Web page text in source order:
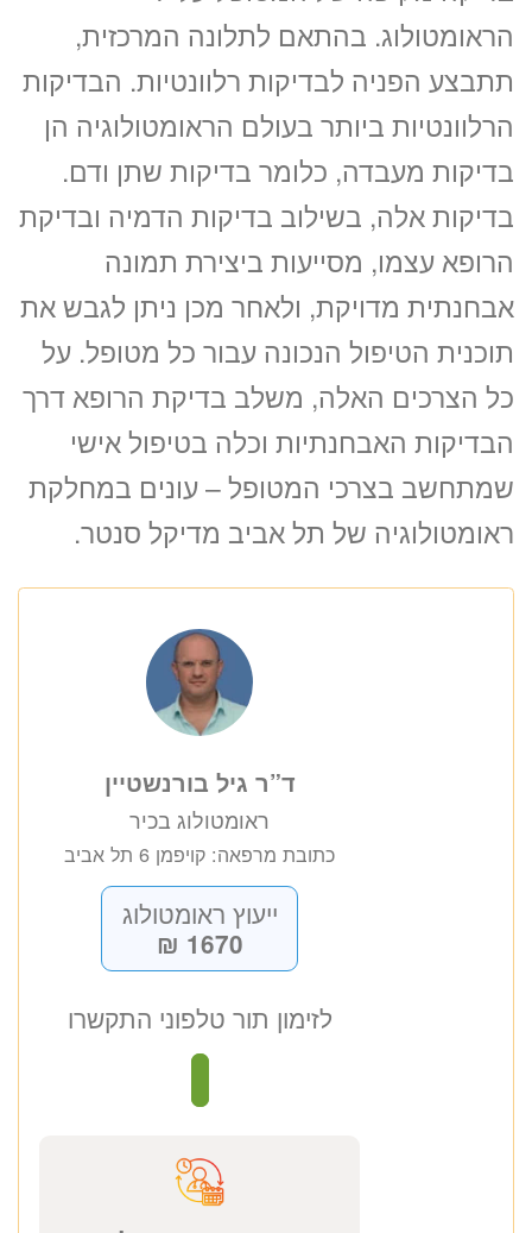
הראומטולוג. בהתאם לתלונה המרכזית,
תתבצע הפניה לבדיקות רלוונטיות. הבדיקות
הרלוונטיות ביותר בעולם הראומטולוגיה הן
בדיקות מעבדה, כלומר בדיקות שתן ודם.
בדיקות אלה, בשילוב בדיקות הדמיה ובדיקת
הרופא עצמו, מסייעות ביצירת תמונה
אבחנתית מדויקת, ולאחר מכן ניתן לגבש את
תוכנית הטיפול הנכונה עבור כל מטופל. על
כל הצרכים האלה, משלב בדיקת הרופא דרך
הבדיקות האבחנתיות וכלה בטיפול אישי
שמתחשב בצרכי המטופל – עונים במחלקת
ראומטולוגיה של תל אביב מדיקל סנטר.